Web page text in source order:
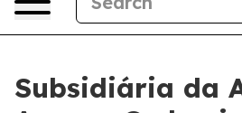
Subsidiária da